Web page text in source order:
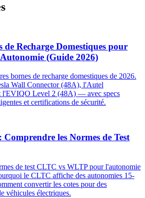
de Recharge Domestiques pour
(Guide 2026)
bornes de recharge domestiques de 2026.
Wall Connector (48A), l'Autel
l'EVIQO Level 2 (48A) — avec specs
et certifications de sécurité.
les Normes de Test
de test CLTC vs WLTP pour l'autonomie
le CLTC affiche des autonomies 15-
convertir les cotes pour des
véhicules électriques.